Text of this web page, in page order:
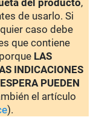
del producto,
de usarlo. Si
caso debe
que contiene
LAS
INDICACIONES
PUEDEN
el artículo
).